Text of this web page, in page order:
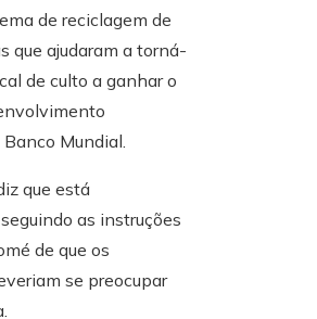
de reciclagem de
que ajudaram a torná-
de culto a ganhar o
Mundial.
que está
as instruções
de que os
se preocupar